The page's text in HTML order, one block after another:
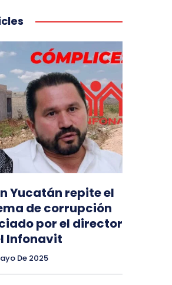
Yucatán repite el
de corrupción
por el director
Infonavit
De 2025